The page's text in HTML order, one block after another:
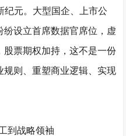
纪元。大型国企、上市公
设立首席数据官席位，虚
股票期权加持，这不是一份
规则、重塑商业逻辑、实现
到战略领袖